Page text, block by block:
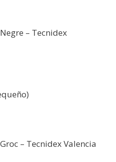
– Tecnidex
– Tecnidex Valencia